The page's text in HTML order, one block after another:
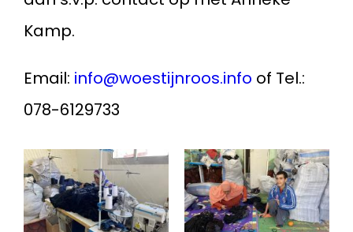
Kamp.
Email: info@woestijnroos.info of Tel.:
078-6129733